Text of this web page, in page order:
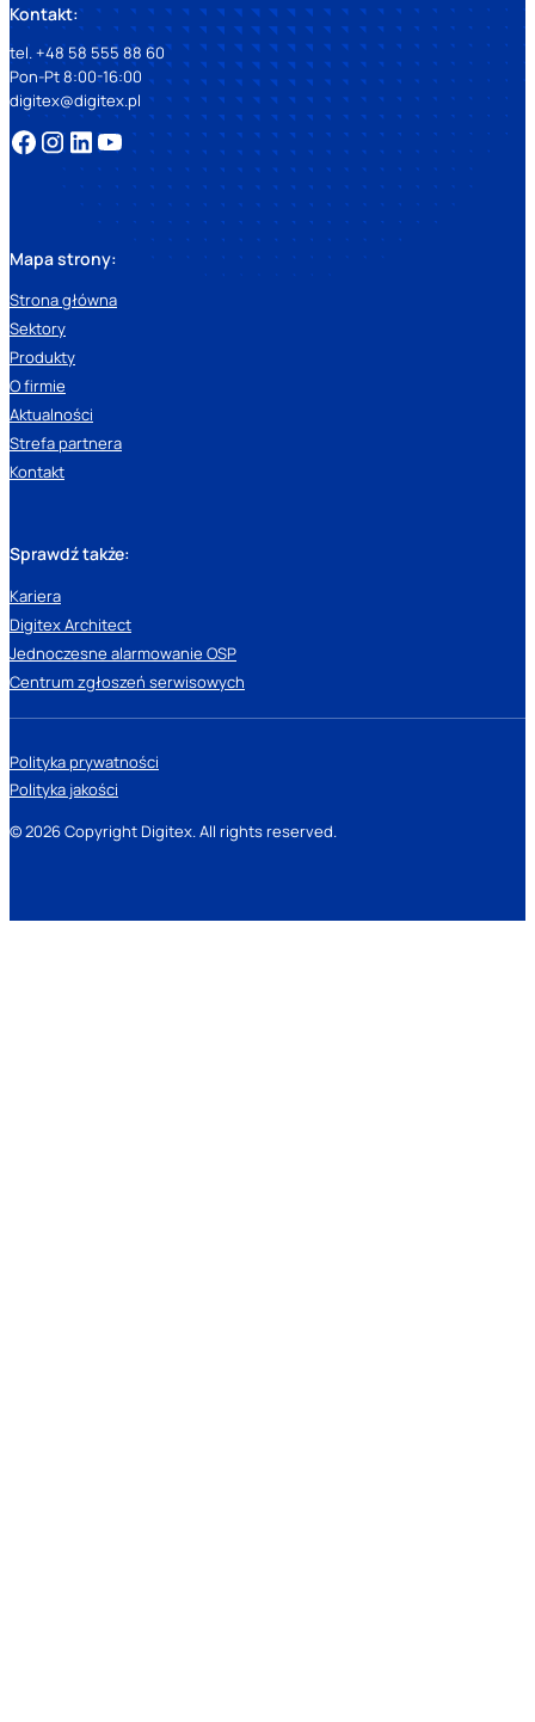
Kontakt:
tel. +48 58 555 88 60
Pon-Pt 8:00-16:00
digitex@digitex.pl
Mapa strony:
Strona główna
Sektory
Produkty
O firmie
Aktualności
Strefa partnera
Kontakt
Sprawdź także:
Kariera
Digitex Architect
Jednoczesne alarmowanie OSP
Centrum zgłoszeń serwisowych
© 2026 Copyright Digitex. All rights reserved.
Polityka prywatności
Polityka jakości